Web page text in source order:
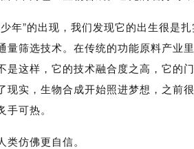
年”的出现，我们发现它的出生很是
量筛选技术。在传统的功能原料产业
是这样，它的技术融合度之高，它的
现实，生物合成开始照进梦想，之前
手可热。
类仿佛更自信。